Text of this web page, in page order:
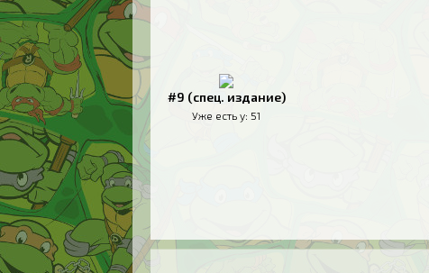
#9 (спец. издание)
Уже есть у: 51